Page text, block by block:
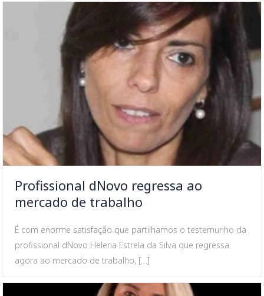
Profissional dNovo regressa ao
mercado de trabalho
É com enorme satisfação que partilhamos o testemunho da
profissional dNovo Helena Estrela da Silva que regressa
agora ao mercado de trabalho, […]